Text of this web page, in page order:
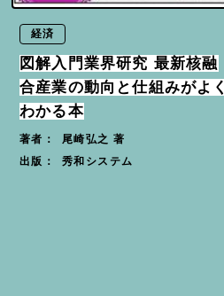
経済
図解入門業界研究 最新核融
合産業の動向と仕組みがよく
わかる本
著者： 尾崎弘之 著
出版： 秀和システム